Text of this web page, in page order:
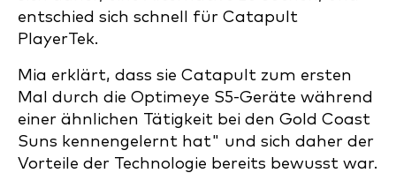
entschied sich schnell für Catapult
PlayerTek.
Mia erklärt, dass sie Catapult zum ersten
Mal durch die Optimeye S5-Geräte während
einer ähnlichen Tätigkeit bei den Gold Coast
Suns kennengelernt hat" und sich daher der
Vorteile der Technologie bereits bewusst war.